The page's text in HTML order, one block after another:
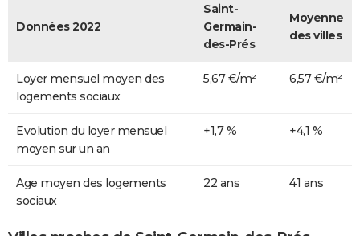
Données 2022
Saint-
Germain-
des-Prés
Moyenne
des villes
Loyer mensuel moyen des
logements sociaux
5,67 €/m² 6,57 €/m²
Evolution du loyer mensuel
moyen sur un an
+1,7 % +4,1 %
Age moyen des logements
sociaux
22 ans 41 ans